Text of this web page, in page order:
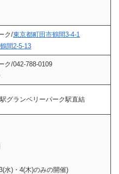
ク/東京都町田市鶴間3-4-1
間2-5-13
ク/042-788-0109
グランベリーパーク駅直結
水)・4(木)のみの開催)